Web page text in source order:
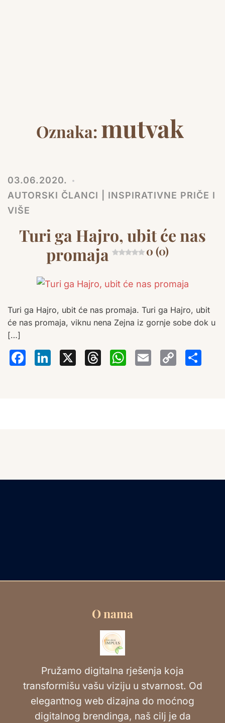
Oznaka: mutvak
03.06.2020.
AUTORSKI ČLANCI | INSPIRATIVNE PRIČE I
VIŠE
Turi ga Hajro, ubit će nas
promaja
0 (0)
Turi ga Hajro, ubit će nas promaja. Turi ga Hajro, ubit
će nas promaja, viknu nena Zejna iz gornje sobe dok u
[…]
Facebook
LinkedIn
X Threads
Email
O nama
Pružamo digitalna rješenja koja
transformišu vašu viziju u stvarnost. Od
elegantnog web dizajna do moćnog
digitalnog brendinga, naš cilj je da